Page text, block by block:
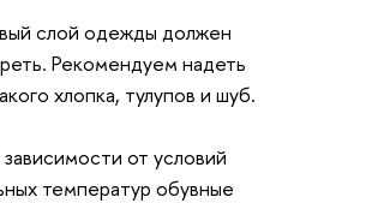
слой одежды должен
Рекомендуем надеть
хлопка, тулупов и шуб.
от условий
температур обувные